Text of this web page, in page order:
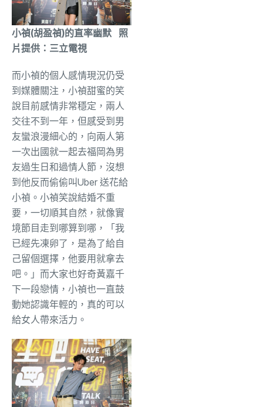
小禎(胡盈禎)的直率幽默 照
片提供：三立電視
而小禎的個人感情現況仍受
到媒體關注，小禎甜蜜的笑
說目前感情非常穩定，兩人
交往不到一年，但感受到男
友蠻浪漫細心的，向兩人第
一次出國就一起去福岡為男
友過生日和過情人節，沒想
到他反而偷偷叫Uber 送花給
小禎。小禎笑說結婚不重
要，一切順其自然，就像實
境節目走到哪算到哪，「我
已經先凍卵了，是為了給自
己留個選擇，他要用就拿去
吧。」而大家也好奇黃嘉千
下一段戀情，小禎也一直鼓
動她認識年輕的，真的可以
給女人帶來活力。